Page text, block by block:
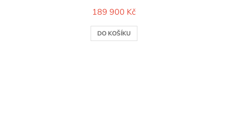
189 900 Kč
DO KOŠÍKU